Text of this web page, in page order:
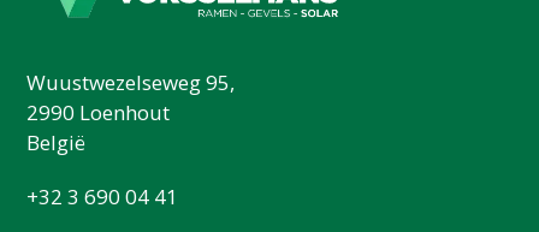
Wuustwezelseweg 95,
2990 Loenhout
België
+32 3 690 04 41